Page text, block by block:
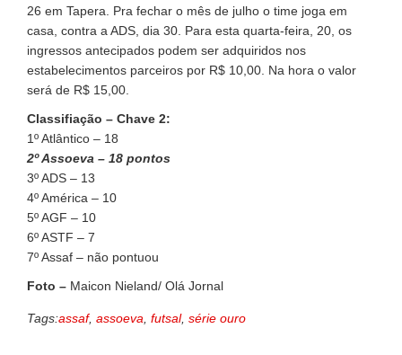
26 em Tapera. Pra fechar o mês de julho o time joga em
casa, contra a ADS, dia 30. Para esta quarta-feira, 20, os
ingressos antecipados podem ser adquiridos nos
estabelecimentos parceiros por R$ 10,00. Na hora o valor
será de R$ 15,00.
Classifiação – Chave 2:
1º Atlântico – 18
2º Assoeva – 18 pontos
3º ADS – 13
4º América – 10
5º AGF – 10
6º ASTF – 7
7º Assaf – não pontuou
Foto – Maicon Nieland/ Olá Jornal
Tags:assaf, assoeva, futsal, série ouro